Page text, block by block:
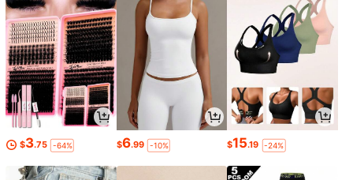
$3.75 -64% $6.99 -10% $15.19 -24%